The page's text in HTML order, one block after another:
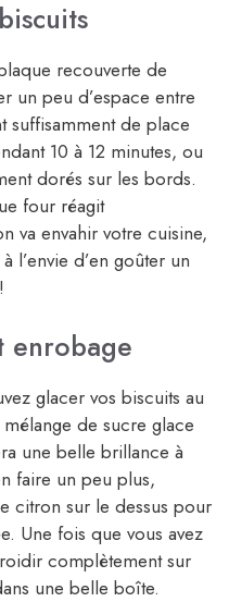
recouverte de
un peu d’espace entre
suffisamment de place
10 à 12 minutes, ou
dorés sur les bords.
four réagit
va envahir votre cuisine,
l’envie d’en goûter un
enrobage
glacer vos biscuits au
de sucre glace
une belle brillance à
faire un peu plus,
citron sur le dessus pour
Une fois que vous avez
complètement sur
une belle boîte.